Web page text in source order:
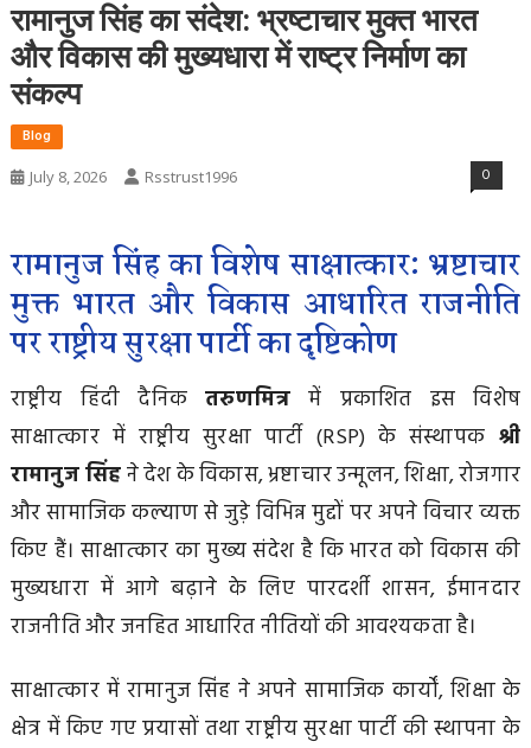
रामानुज सिंह का संदेश: भ्रष्टाचार मुक्त भारत
और विकास की मुख्यधारा में राष्ट्र निर्माण का
संकल्प
Blog
July 8, 2026
Rsstrust1996 0
रामानुज सिंह का विशेष साक्षात्कार: भ्रष्टाचार
मुक्त भारत और विकास आधारित राजनीति
पर राष्ट्रीय सुरक्षा पार्टी का दृष्टिकोण
राष्ट्रीय हिंदी दैनिकतरुणमित्र में प्रकाशित इस विशेष
साक्षात्कार में राष्ट्रीय सुरक्षा पार्टी (RSP) के संस्थापक श्री
रामानुज सिंहने देश के विकास, भ्रष्टाचार उन्मूलन, शिक्षा, रोजगार
और सामाजिक कल्याण से जुड़े विभिन्न मुद्दों पर अपने विचार व्यक्त
किए हैं। साक्षात्कार का मुख्य संदेश है कि भारत को विकास की
मुख्यधारा में आगे बढ़ाने के लिए पारदर्शी शासन, ईमानदार
राजनीति और जनहित आधारित नीतियों की आवश्यकता है।
साक्षात्कार में रामानुज सिंह ने अपने सामाजिक कार्यों, शिक्षा के
क्षेत्र में किए गए प्रयासों तथा राष्ट्रीय सुरक्षा पार्टी की स्थापना के